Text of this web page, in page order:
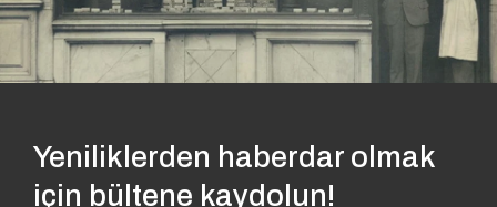
Yeniliklerden haberdar olmak
için bültene kaydolun!